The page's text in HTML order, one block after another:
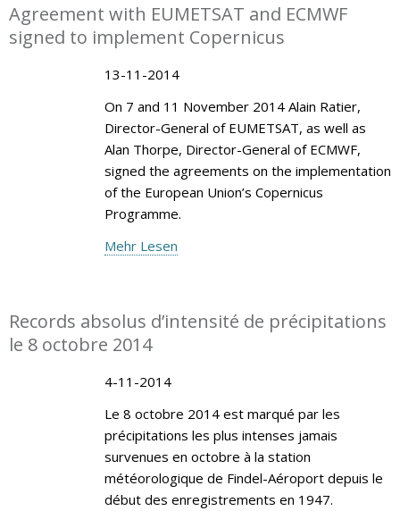
Agreement with EUMETSAT and ECMWF
signed to implement Copernicus
13-11-2014
On 7 and 11 November 2014 Alain Ratier,
Director-General of EUMETSAT, as well as
Alan Thorpe, Director-General of ECMWF,
signed the agreements on the implementation
of the European Union’s Copernicus
Programme.
Mehr Lesen
Records absolus d’intensité de précipitations
le 8 octobre 2014
4-11-2014
Le 8 octobre 2014 est marqué par les
précipitations les plus intenses jamais
survenues en octobre à la station
météorologique de Findel-Aéroport depuis le
début des enregistrements en 1947.